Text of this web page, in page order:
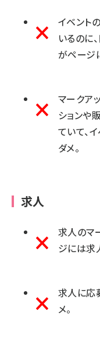
イベント
いるのに
がページ
マークア
ションや
ていて、
ダメ。
求人
求人のマ
ジには求
求人に応
メ。